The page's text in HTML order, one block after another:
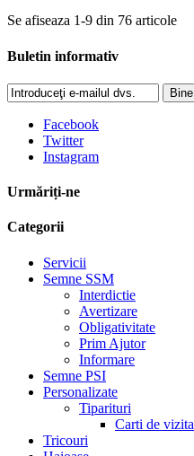
Se afiseaza 1-9 din 76 articole
Buletin informativ
Bine
Facebook
Twitter
Instagram
Urmăriți-ne
Categorii
Servicii
Semne SSM
Interdictie
Avertizare
Obligativitate
Prim Ajutor
Informare
Semne PSI
Personalizate
Tiparituri
Carti de vizita
Tricouri